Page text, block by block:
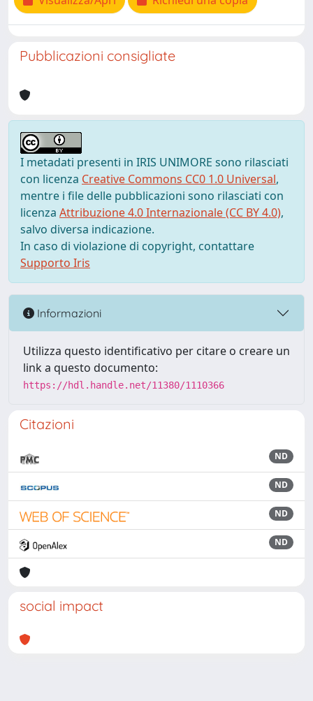
Pubblicazioni consigliate
I metadati presenti in IRIS UNIMORE sono rilasciati
con licenza Creative Commons CC0 1.0 Universal,
mentre i file delle pubblicazioni sono rilasciati con
licenza Attribuzione 4.0 Internazionale (CC BY 4.0),
salvo diversa indicazione.
In caso di violazione di copyright, contattare
Supporto Iris
Informazioni
Utilizza questo identificativo per citare o creare un
link a questo documento:
https://hdl.handle.net/11380/1110366
Citazioni
ND
ND
ND
ND
social impact